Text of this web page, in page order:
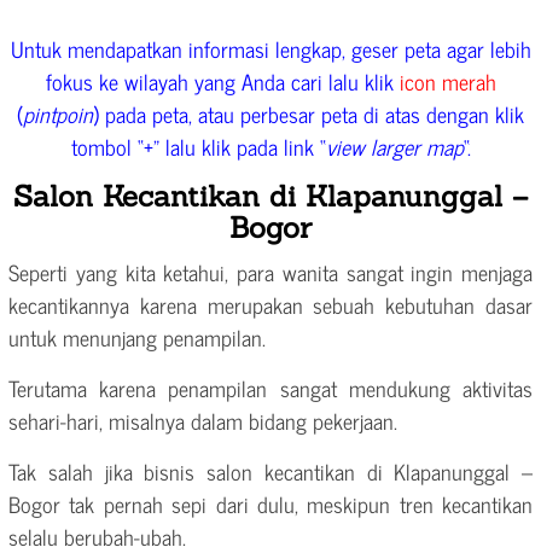
Untuk mendapatkan informasi lengkap, geser peta agar lebih
fokus ke wilayah yang Anda cari lalu klik icon merah
(pintpoin) pada peta, atau perbesar peta di atas dengan klik
tombol “+” lalu klik pada link “view larger map“.
Salon Kecantikan di Klapanunggal –
Bogor
Seperti yang kita ketahui, para wanita sangat ingin menjaga
kecantikannya karena merupakan sebuah kebutuhan dasar
untuk menunjang penampilan.
Terutama karena penampilan sangat mendukung aktivitas
sehari-hari, misalnya dalam bidang pekerjaan.
Tak salah jika bisnis salon kecantikan di Klapanunggal –
Bogor tak pernah sepi dari dulu, meskipun tren kecantikan
selalu berubah-ubah.